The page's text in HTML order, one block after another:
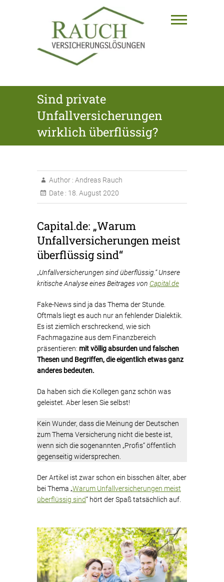
RAUCH
VERSICHERUNGSLÖSUNGEN
GmbH
Sind private
Unfallversicherungen
wirklich überflüssig?
Author : Andreas Rauch
Date : 18. August 2020
Capital.de: „Warum
Unfallversicherungen meist
überflüssig sind“
„Unfallversicherungen sind überflüssig.“ Unsere
kritische Analyse eines Beitrages von Capital.de
Fake-News sind ja das Thema der Stunde.
Oftmals liegt es auch nur an fehlender Dialektik.
Es ist ziemlich erschreckend, wie sich
Fachmagazine aus dem Finanzbereich
präsentieren: mit völlig absurden und falschen
Thesen und Begriffen, die eigentlich etwas ganz
anderes bedeuten.
Da haben sich die Kollegen ganz schön was
geleistet. Aber lesen Sie selbst!
Kein Wunder, dass die Meinung der Deutschen
zum Thema Versicherung nicht die beste ist,
wenn sich die sogenannten „Profis“ öffentlich
gegenseitig widersprechen.
Der Artikel ist zwar schon ein bisschen älter, aber
bei Thema „Warum Unfallversicherungen meist
überflüssig sind“ hört der Spaß tatsächlich auf.